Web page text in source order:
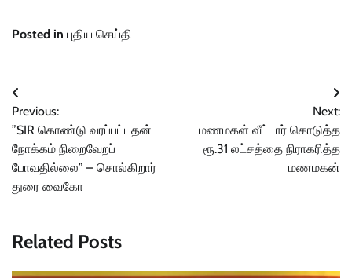
Posted in புதிய செய்தி
Post
navigation
Previous:
”SIR கொண்டு வரப்பட்டதன்
நோக்கம் நிறைவேறப்
போவதில்லை” – சொல்கிறார்
துரை வைகோ
Next:
மணமகள் வீட்டார் கொடுத்த
ரூ.31 லட்சத்தை நிராகரித்த
மணமகன்
Related Posts